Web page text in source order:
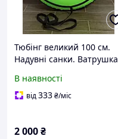
Тюбінг великий 100 см.
Надувні санки. Ватрушка
Тюбінг для катання на
гірці.
В наявності
від333₴/міс
2 000₴